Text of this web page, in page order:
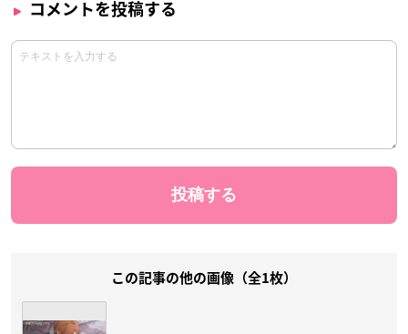
コメントを投稿する
この記事の他の画像（全1枚）